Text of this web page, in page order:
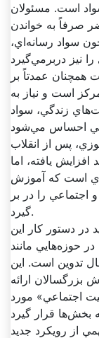
است. مسئولان
صرفاً به خواندن
سواد رسانه‌اي،
همچنان عمدتاً بر
است و نياز به
زندگي، سواد
پس از انقلاب
باسوادي کشور حدود 48 درصد افزايش يافته، اما
است که آموزش
را در بر
گيرد.
جديد در دستور کار اين
حوزه‌هايي مانند
تدوين است. اين
ارائه
اجتماعي» مورد
از رويکرد جديد